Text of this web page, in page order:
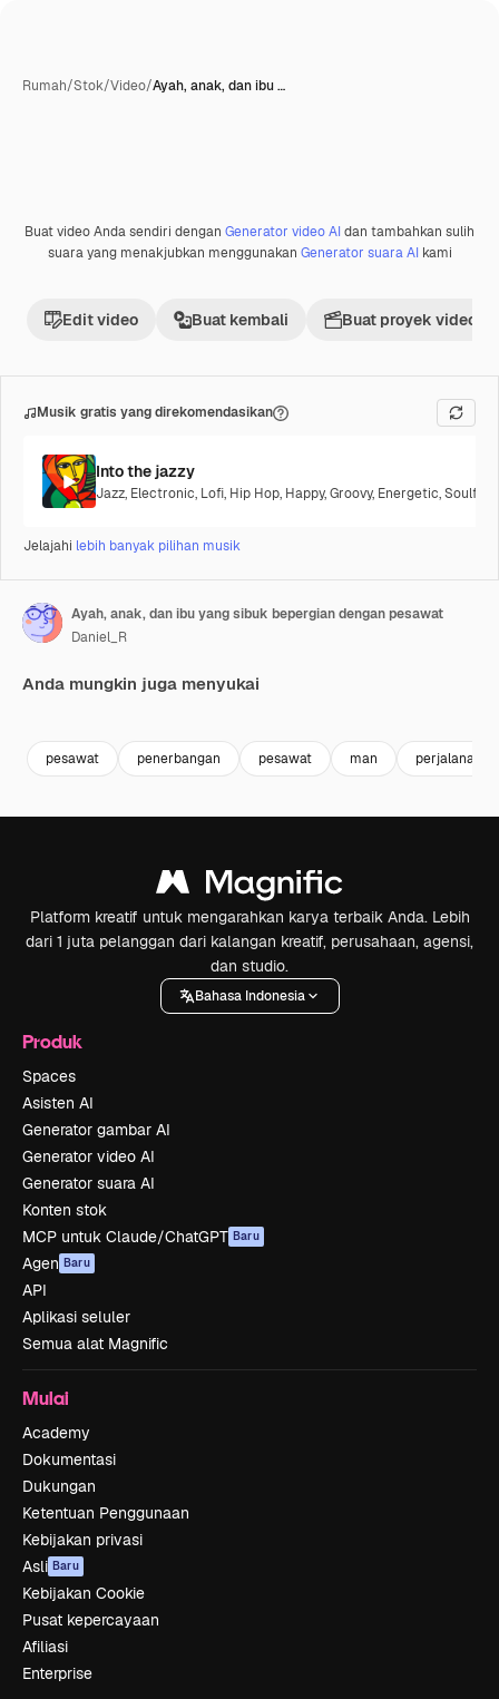
Rumah/Stok/Video/Ayah, anak, dan ibu …
Premium
Buat video Anda sendiri dengan Generator video AIdan tambahkan sulih
suara yang menakjubkan menggunakan Generator suara AIkami
Edit video Buat kembali Buat proyek video
Musik gratis yang direkomendasikan
Into the jazzy
Jazz, Electronic, Lofi, Hip Hop, Happy,Groovy, Energetic,Soulful
Jelajahi lebih banyak pilihan musik
Ayah, anak, dan ibu yang sibuk bepergian dengan pesawat
Daniel_R
Anda mungkin juga menyukai
pesawat penerbangan pesawat man perjalanan
Platform kreatif untuk mengarahkan karya terbaik Anda. Lebih
dari 1 juta pelanggan dari kalangan kreatif, perusahaan, agensi,
dan studio.
Bahasa Indonesia
Produk
Spaces
Asisten AI
Generator gambar AI
Generator video AI
Generator suara AI
Konten stok
MCP untuk Claude/ChatGPT Baru
Agen Baru
API
Aplikasi seluler
Semua alat Magnific
Mulai
Academy
Dokumentasi
Dukungan
Ketentuan Penggunaan
Kebijakan privasi
Asli Baru
Kebijakan Cookie
Pusat kepercayaan
Afiliasi
Enterprise